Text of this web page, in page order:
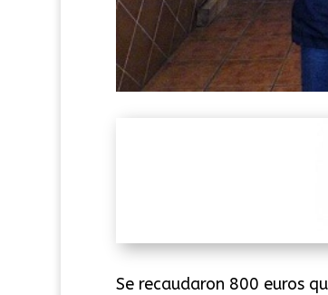
Se recaudaron 800 euros